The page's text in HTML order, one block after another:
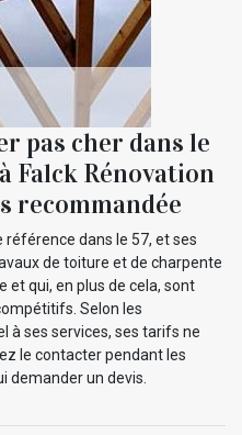
pas cher dans le
Falck Rénovation
recommandée
référence dans le 57, et ses
de toiture et de charpente
et qui, en plus de cela, sont
Selon les
à ses services, ses tarifs ne
le contacter pendant les
demander un devis.